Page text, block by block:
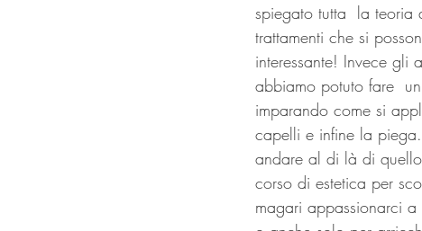
spiegato tutta  la
trattamenti che si
interessante! Invece gli
abbiamo potuto fare
imparando come si
capelli e infine la
andare al di là di
corso di estetica per
magari appassionarci